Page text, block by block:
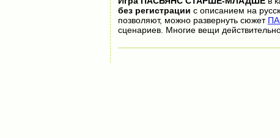
без регистрации с описанием на
позволяют, можно развернуть сюжет
сценариев. Многие вещи